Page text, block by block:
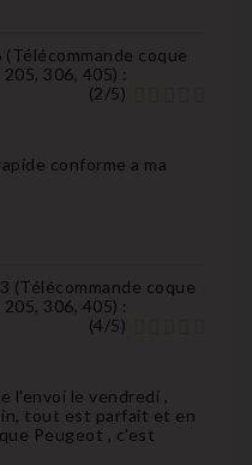
(Télécommande coque
306, 405) :
(2/5)
conforme a ma
(Télécommande coque
306, 405) :
(4/5)
l'envoi le vendredi ,
tout est parfait et en
Peugeot , c'est